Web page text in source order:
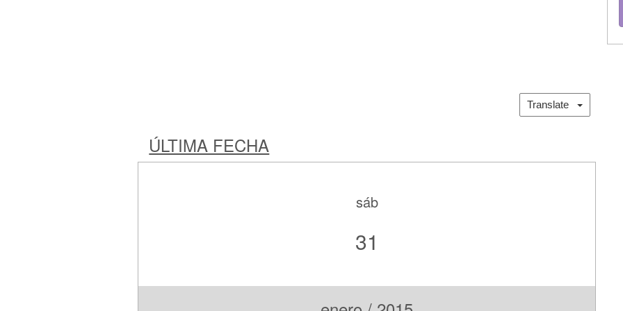
Translate
ÚLTIMA FECHA
sáb
31